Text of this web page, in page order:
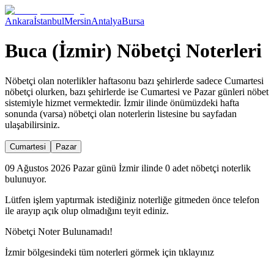
AnkaraİstanbulMersinAntalyaBursa
Buca (İzmir) Nöbetçi Noterleri
Nöbetçi olan noterlikler haftasonu bazı şehirlerde sadece Cumartesi
nöbetçi olurken, bazı şehirlerde ise Cumartesi ve Pazar günleri nöbet
sistemiyle hizmet vermektedir. İzmir ilinde önümüzdeki hafta
sonunda (varsa) nöbetçi olan noterlerin listesine bu sayfadan
ulaşabilirsiniz.
Cumartesi Pazar
09 Ağustos 2026 Pazar günü İzmir ilinde 0 adet nöbetçi noterlik
bulunuyor.
Lütfen işlem yaptırmak istediğiniz noterliğe gitmeden önce telefon
ile arayıp açık olup olmadığını teyit ediniz.
Nöbetçi Noter Bulunamadı!
İzmirbölgesindeki tüm noterleri görmek için tıklayınız